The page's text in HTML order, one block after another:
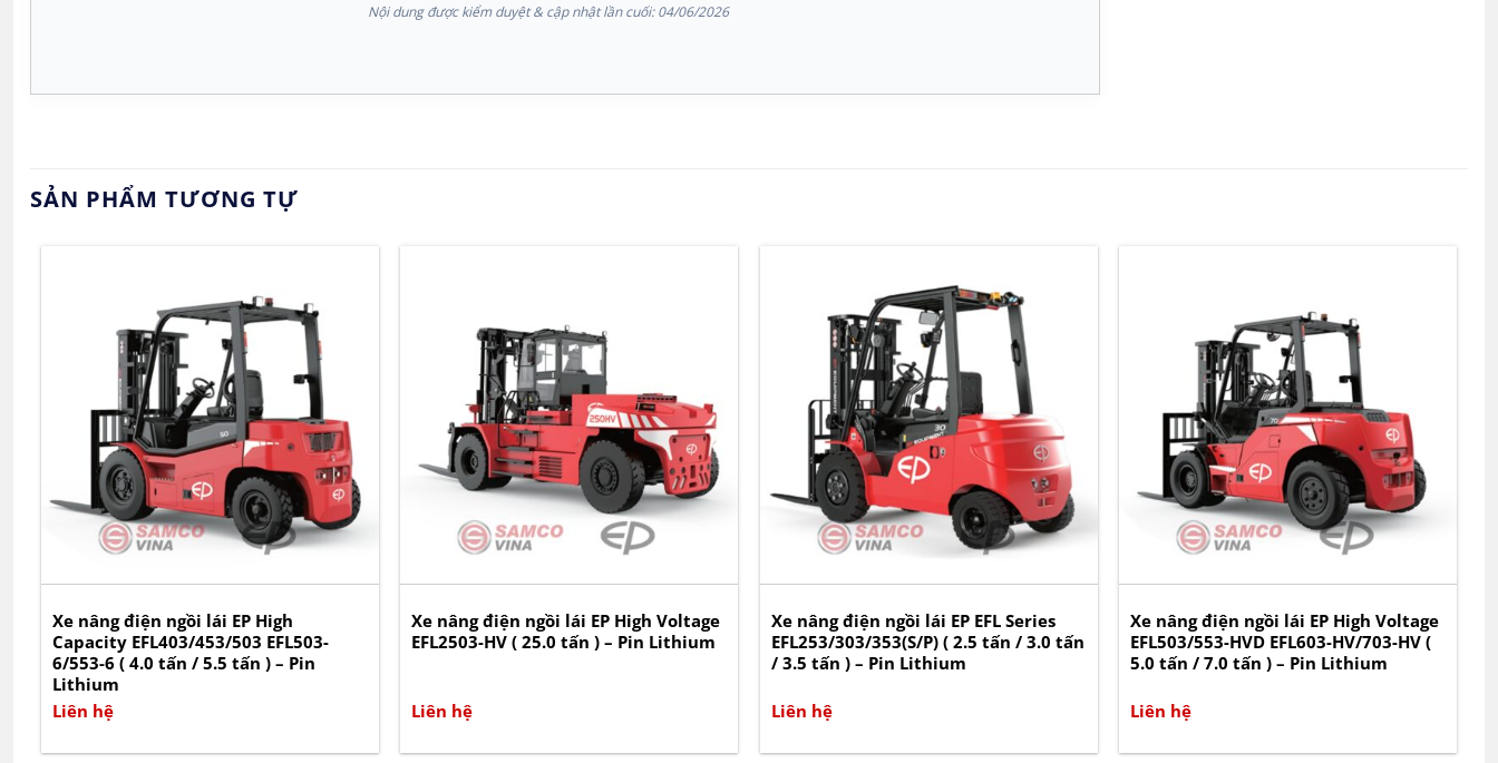
Nội dung được kiểm duyệt & cập nhật lần cuối:04/06/2026
SẢN PHẨM TƯƠNG TỰ
Xe nâng điện ngồi lái EP High
Capacity EFL403/453/503 EFL503-
6/553-6 ( 4.0 tấn / 5.5 tấn ) – Pin
Lithium
Liên hệ
Xe nâng điện ngồi lái EP High Voltage
EFL2503-HV ( 25.0 tấn ) – Pin Lithium
Liên hệ
Xe nâng điện ngồi lái EP EFL Series
EFL253/303/353(S/P) ( 2.5 tấn / 3.0 tấn
/ 3.5 tấn ) – Pin Lithium
Liên hệ
Xe nâng điện ngồi lái EP High Voltage
EFL503/553-HVD EFL603-HV/703-HV (
5.0 tấn / 7.0 tấn ) – Pin Lithium
Liên hệ